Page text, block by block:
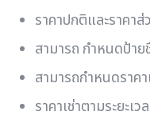
ราคาปกติและราคา
สามารถ กําหนดป้า
สามารถกำหนดราค
ราคาเช่าตามระยะเ